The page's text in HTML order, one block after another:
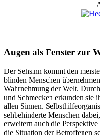
Augen als Fenster zur
Der Sehsinn kommt den
blinden Menschen
Wahrnehmung der Welt.
und Schmecken erkunden sie
allen Sinnen.
sehbehinderte Menschen
erweitern auch die
die Situation der Betroffenen